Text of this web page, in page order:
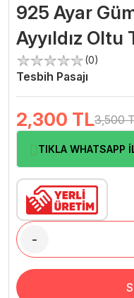
925 Ayar
Ayyıldız Oltu
(0)
Tesbih Pasajı
2,300 TL3,500
TIKLA WHATSAPP
-